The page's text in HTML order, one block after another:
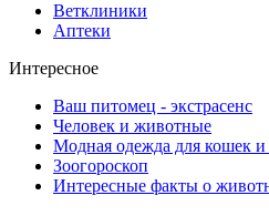
Ветклиники
Аптеки
Интересное
Ваш питомец - экстрасенс
Человек и животные
Модная одежда для кошек
Зоогороскоп
Интересные факты о